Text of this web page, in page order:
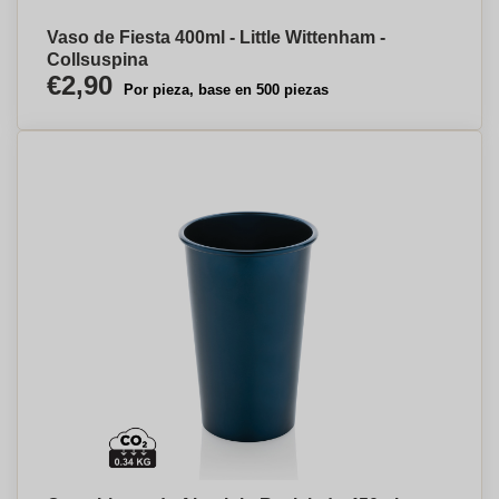
Vaso de Fiesta 400ml - Little Wittenham -
Collsuspina
€2,90 Por pieza, base en 500 piezas